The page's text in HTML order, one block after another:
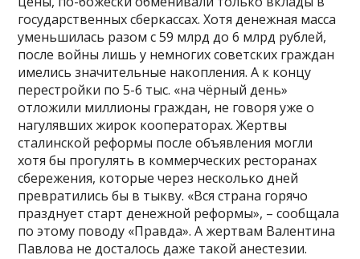
государственных сберкассах. Хотя денежная масса
уменьшилась разом с 59 млрд до 6 млрд рублей,
после войны лишь у немногих советских граждан
имелись значительные накопления. А к концу
перестройки по 5-6 тыс. «на чёрный день»
отложили миллионы граждан, не говоря уже о
нагулявших жирок кооператорах. Жертвы
сталинской реформы после объявления могли
хотя бы прогулять в коммерческих ресторанах
сбережения, которые через несколько дней
превратились бы в тыкву. «Вся страна горячо
празднует старт денежной реформы», – сообщала
по этому поводу «Правда». А жертвам Валентина
Павлова не досталось даже такой анестезии.